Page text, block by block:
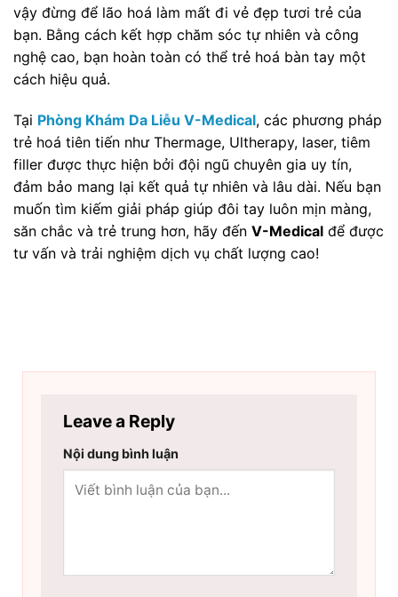
vậy đừng để lão hoá làm mất đi vẻ đẹp tươi trẻ của
bạn. Bằng cách kết hợp chăm sóc tự nhiên và công
nghệ cao, bạn hoàn toàn có thể trẻ hoá bàn tay một
cách hiệu quả.
Tại Phòng Khám Da Liễu V-Medical, các phương pháp
trẻ hoá tiên tiến như Thermage, Ultherapy, laser, tiêm
filler được thực hiện bởi đội ngũ chuyên gia uy tín,
đảm bảo mang lại kết quả tự nhiên và lâu dài. Nếu bạn
muốn tìm kiếm giải pháp giúp đôi tay luôn mịn màng,
săn chắc và trẻ trung hơn, hãy đến V-Medical để được
tư vấn và trải nghiệm dịch vụ chất lượng cao!
Leave a Reply
Nội dung bình luận